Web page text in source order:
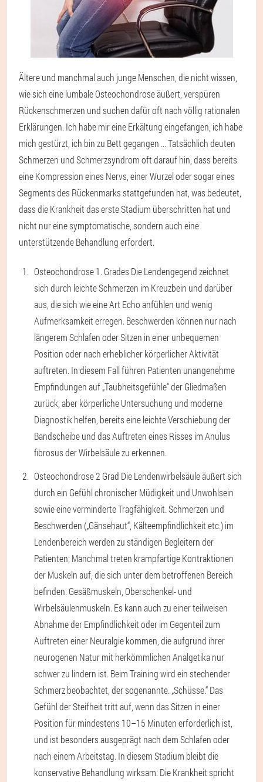
Ältere und manchmal auch junge Menschen, die nicht wissen,
wie sich eine lumbale Osteochondrose äußert, verspüren
Rückenschmerzen und suchen dafür oft nach völlig rationalen
Erklärungen. Ich habe mir eine Erkältung eingefangen, ich habe
mich gestürzt, ich bin zu Bett gegangen ... Tatsächlich deuten
Schmerzen und Schmerzsyndrom oft darauf hin, dass bereits
eine Kompression eines Nervs, einer Wurzel oder sogar eines
Segments des Rückenmarks stattgefunden hat, was bedeutet,
dass die Krankheit das erste Stadium überschritten hat und
nicht nur eine symptomatische, sondern auch eine
unterstützende Behandlung erfordert.
Osteochondrose 1. Grades Die Lendengegend zeichnet
sich durch leichte Schmerzen im Kreuzbein und darüber
aus, die sich wie eine Art Echo anfühlen und wenig
Aufmerksamkeit erregen. Beschwerden können nur nach
längerem Schlafen oder Sitzen in einer unbequemen
Position oder nach erheblicher körperlicher Aktivität
auftreten. In diesem Fall führen Patienten unangenehme
Empfindungen auf „Taubheitsgefühle“ der Gliedmaßen
zurück, aber körperliche Untersuchung und moderne
Diagnostik helfen, bereits eine leichte Verschiebung der
Bandscheibe und das Auftreten eines Risses im Anulus
fibrosus der Wirbelsäule zu erkennen.
Osteochondrose 2 Grad Die Lendenwirbelsäule äußert sich
durch ein Gefühl chronischer Müdigkeit und Unwohlsein
sowie eine verminderte Tragfähigkeit. Schmerzen und
Beschwerden („Gänsehaut“, Kälteempfindlichkeit etc.) im
Lendenbereich werden zu ständigen Begleitern der
Patienten; Manchmal treten krampfartige Kontraktionen
der Muskeln auf, die sich unter dem betroffenen Bereich
befinden: Gesäßmuskeln, Oberschenkel- und
Wirbelsäulenmuskeln. Es kann auch zu einer teilweisen
Abnahme der Empfindlichkeit oder im Gegenteil zum
Auftreten einer Neuralgie kommen, die aufgrund ihrer
neurogenen Natur mit herkömmlichen Analgetika nur
schwer zu lindern ist. Beim Training wird ein stechender
Schmerz beobachtet, der sogenannte. „Schüsse.“ Das
Gefühl der Steifheit tritt auf, wenn das Sitzen in einer
Position für mindestens 10–15 Minuten erforderlich ist,
und ist besonders ausgeprägt nach dem Schlafen oder
nach einem Arbeitstag. In diesem Stadium bleibt die
konservative Behandlung wirksam: Die Krankheit spricht